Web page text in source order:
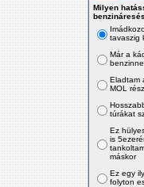
Milyen
tavaszig
Már a
Eladtam
MOL
túrákat
Ez
is
máskor
Ez egy
folyton